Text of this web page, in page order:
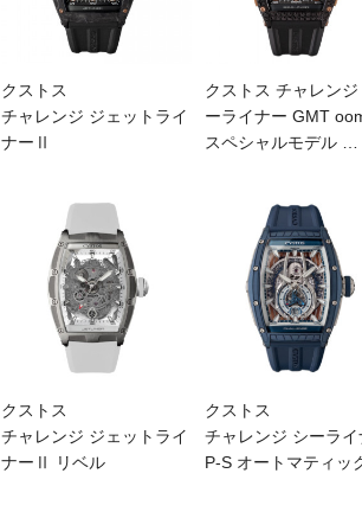
クストス
チャレンジ ジェットライ
ナーⅡ
クストス チャレンジ
ーライナー GMT
スペシャルモデル
クストス
チャレンジ ジェットライ
ナーⅡ リベル
クストス
チャレンジ シーライ
P-S オートマティッ